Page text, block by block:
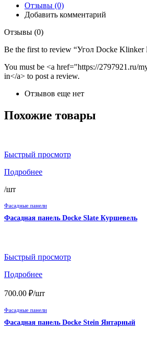
Отзывы (0)
Добавить комментарий
Отзывы (0)
Be the first to review “Угол Docke
You must be <a href="https://2797921.ru/
in</a> to post a review.
Отзывов еще нет
Похожие товары
Быстрый просмотр
Подробнее
/шт
Фасадные панели
Фасадная панель Docke Slate Куршевель
Быстрый просмотр
Подробнее
700.00 ₽/шт
Фасадные панели
Фасадная панель Docke Stein Янтарный